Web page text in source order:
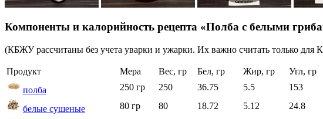
Компоненты и калорийность рецепта «Полба с белыми
(КБЖУ рассчитаны без учета уварки и ужарки. Их важно считать только
Продукт Мера Вес, гр Бел, гр Жир, гр Угл, гр
полба
250 гр 250 36.75 5.5 153
белые сушеные 80 гр 80 18.72 5.12 24.8